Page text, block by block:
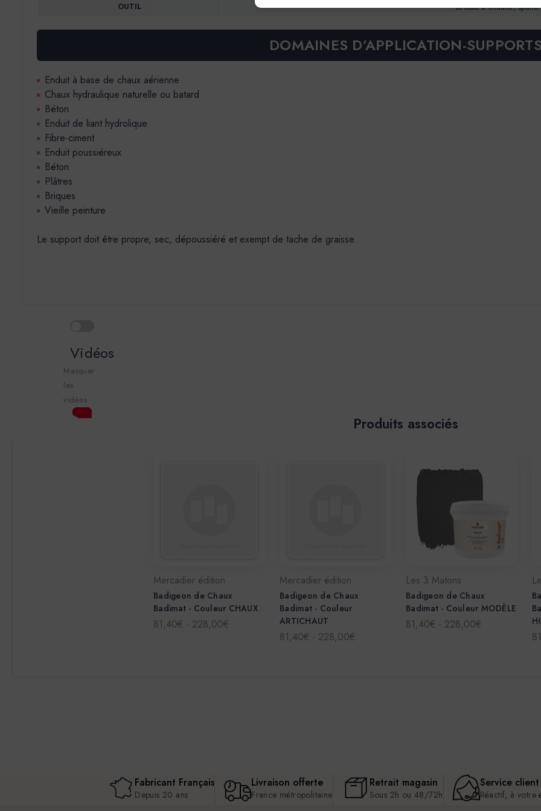
OUTIL Brosse à chauler, spalter
DOMAINES D’APPLICATION-
Enduit à base de chaux aérienne
Chaux hydraulique naturelle ou batard
Béton
Enduit de liant hydrolique
Fibre-ciment
Enduit poussiéreux
Béton
Plâtres
Briques
Vieille peinture
Le support doit être propre, sec, dépoussiéré et exempt de tache de graisse.
Vidéos
Masquer
les
vidéos
Produits associés
Mercadier édition
Badigeon de Chaux
Badimat - Couleur CHAUX
81,40€ - 228,00€
Mercadier édition
Badigeon de Chaux
Badimat - Couleur
ARTICHAUT
81,40€ - 228,00€
Les 3 Matons
Badigeon de Chaux
Badimat - Couleur MODÈLE
81,40€ - 228,00€
Fabricant Français
Depuis 20 ans
Livraison offerte
France métropolitaine
Retrait magasin
Sous 2h ou 48/72h
Service client
Réactif, à votre